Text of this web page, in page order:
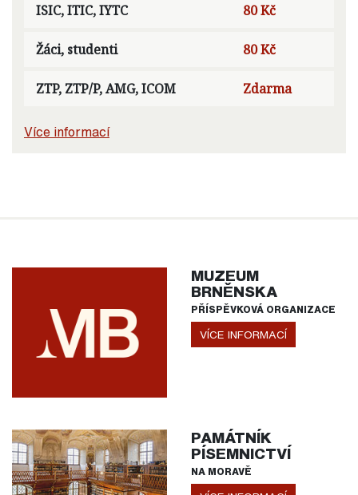
ISIC, ITIC, IYTC 80 Kč
Žáci, studenti 80 Kč
ZTP, ZTP/P, AMG, ICOM Zdarma
Více informací
MUZEUM
BRNĚNSKA
PŘÍSPĚVKOVÁ ORGANIZACE
VÍCE INFORMACÍ
PAMÁTNÍK
PÍSEMNICTVÍ
NA MORAVĚ